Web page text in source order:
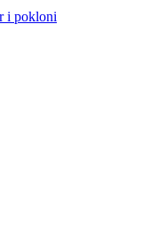
i pokloni